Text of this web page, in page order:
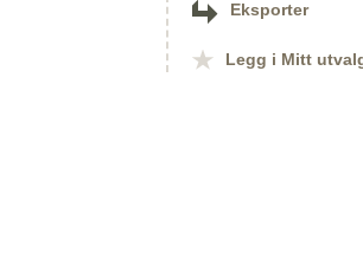
Eksporter
Legg i Mitt